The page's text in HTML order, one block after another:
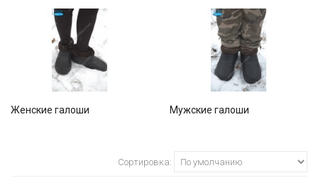
Женские галоши Мужские галоши
Сортировка: